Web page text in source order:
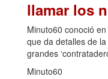
llamar los
Minuto60 conoció
que da detalles de
grandes
Minuto60